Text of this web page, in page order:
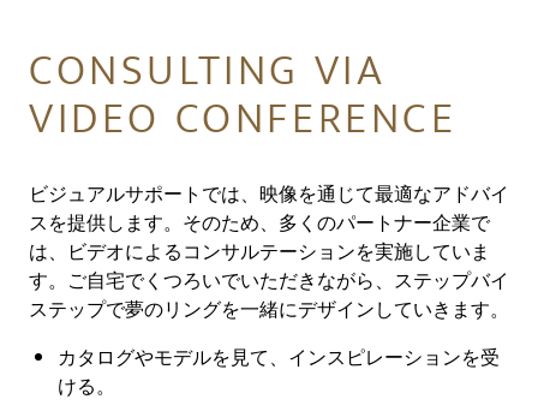
CONSULTING VIA
VIDEO CONFERENCE
ビジュアルサポートでは、映像を通じて最適なアドバイ
スを提供します。そのため、多くのパートナー企業で
は、ビデオによるコンサルテーションを実施していま
す。ご自宅でくつろいでいただきながら、ステップバイ
ステップで夢のリングを一緒にデザインしていきます。
カタログやモデルを見て、インスピレーションを受
ける。